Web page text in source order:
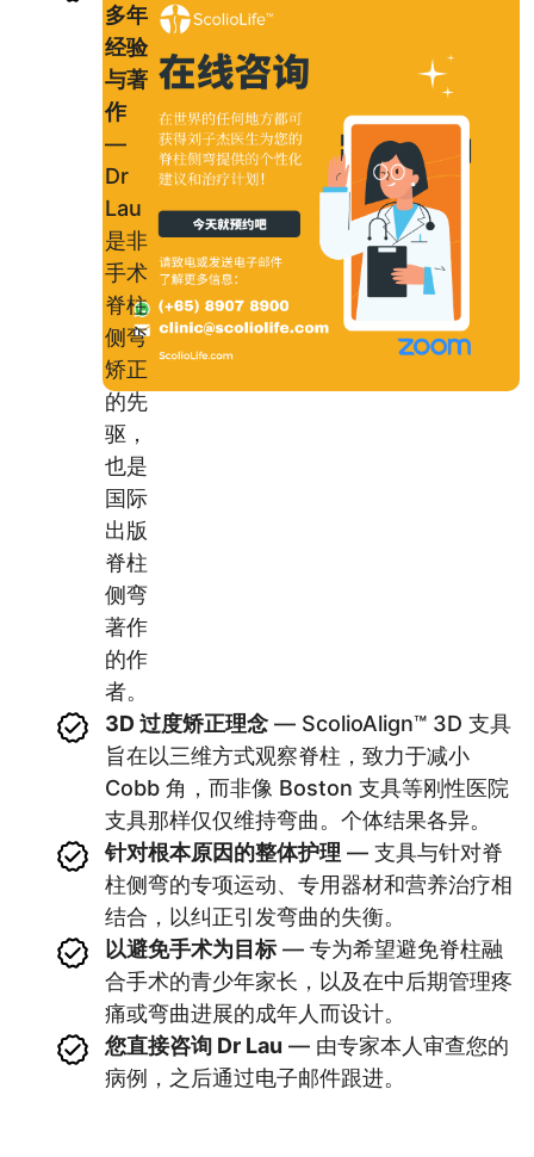
多年
经验
与著
作
—
Dr
Lau
是非
手术
脊柱
侧弯
矫正
的先
驱，
也是
国际
出版
脊柱
侧弯
著作
的作
者。
3D 过度矫正理念— ScolioAlign™ 3D 支具
旨在以三维方式观察脊柱，致力于减小
Cobb 角，而非像 Boston 支具等刚性医院
支具那样仅仅维持弯曲。个体结果各异。
针对根本原因的整体护理 — 支具与针对脊
柱侧弯的专项运动、专用器材和营养治疗相
结合，以纠正引发弯曲的失衡。
以避免手术为目标— 专为希望避免脊柱融
合手术的青少年家长，以及在中后期管理疼
痛或弯曲进展的成年人而设计。
您直接咨询 Dr Lau — 由专家本人审查您的
病例，之后通过电子邮件跟进。